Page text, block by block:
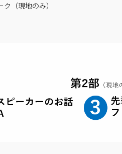
（現地のみ）